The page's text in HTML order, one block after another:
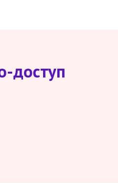
доступ